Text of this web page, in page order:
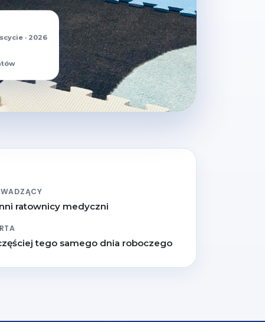
· 2026
ratownicy medyczni
tego samego dnia roboczego